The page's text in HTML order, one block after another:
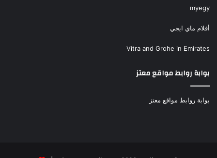
myegy
أفلام ماي ايجي
Vitra and Grohe in Emirates
بوابة روابط مواقع معتز
بوابة روابط مواقع معتز